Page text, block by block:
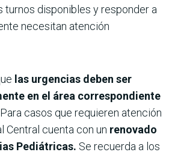
turnos disponibles y responder a
necesitan atención
las urgencias deben ser
en el área correspondiente
casos que requieren atención
Central cuenta con un renovado
Pediátricas. Se recuerda a los